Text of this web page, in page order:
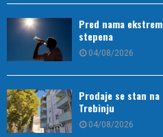
Pred nama
stepena
04/08/2026
Prodaje se stan na
Trebinju
04/08/2026